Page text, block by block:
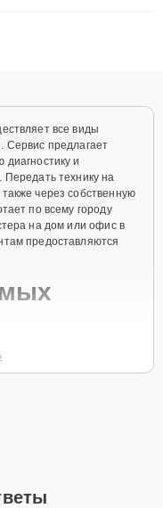
все виды
Сервис предлагает
диагностику и
технику на
через собственную
по всему городу
на дом или офис в
предоставляются
как
дольше